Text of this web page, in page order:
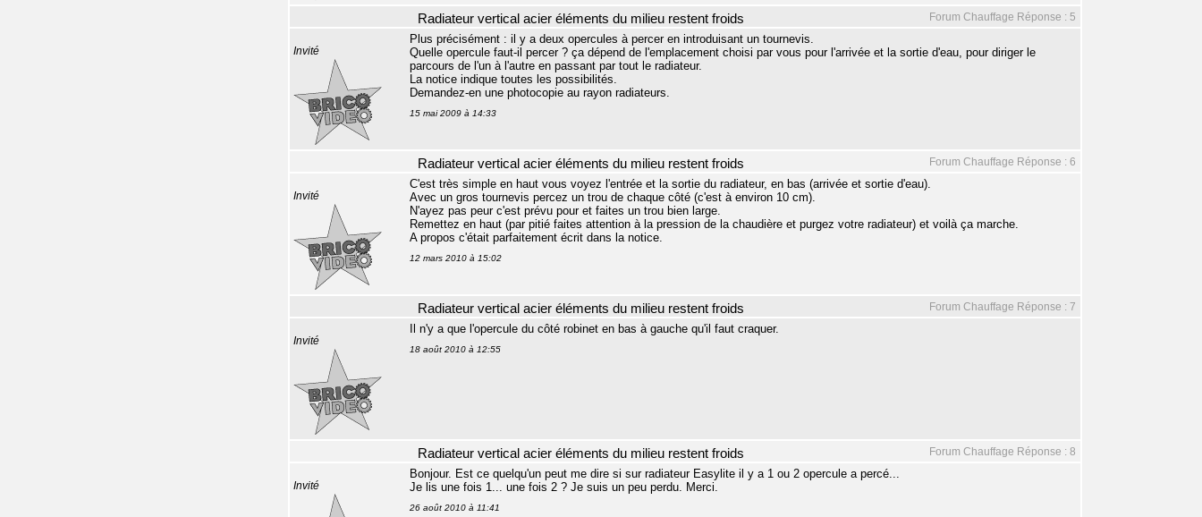
Forum Chauffage Réponse : 5
Radiateur vertical acier éléments du milieu restent froids
Invité
Plus précisément : il y a deux opercules à percer en introduisant un tournevis.
Quelle opercule faut-il percer ? ça dépend de l'emplacement choisi par vous pour l'arrivée et la sortie d'eau, pour diriger le
parcours de l'un à l'autre en passant par tout le radiateur.
La notice indique toutes les possibilités.
Demandez-en une photocopie au rayon radiateurs.
15 mai 2009 à 14:33
Forum Chauffage Réponse : 6
Radiateur vertical acier éléments du milieu restent froids
Invité
C'est très simple en haut vous voyez l'entrée et la sortie du radiateur, en bas (arrivée et sortie d'eau).
Avec un gros tournevis percez un trou de chaque côté (c'est à environ 10 cm).
N'ayez pas peur c'est prévu pour et faites un trou bien large.
Remettez en haut (par pitié faites attention à la pression de la chaudière et purgez votre radiateur) et voilà ça marche.
A propos c'était parfaitement écrit dans la notice.
12 mars 2010 à 15:02
Forum Chauffage Réponse : 7
Radiateur vertical acier éléments du milieu restent froids
Invité
Il n'y a que l'opercule du côté robinet en bas à gauche qu'il faut craquer.
18 août 2010 à 12:55
Forum Chauffage Réponse : 8
Radiateur vertical acier éléments du milieu restent froids
Invité
Bonjour. Est ce quelqu'un peut me dire si sur radiateur Easylite il y a 1 ou 2 opercule a percé...
Je lis une fois 1... une fois 2 ? Je suis un peu perdu. Merci.
26 août 2010 à 11:41